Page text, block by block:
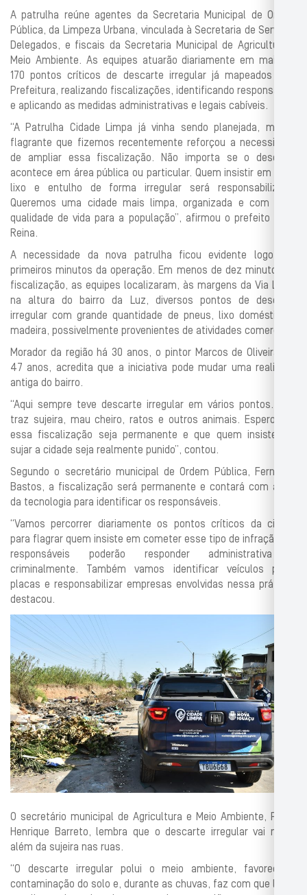
A patrulha reúne agentes da Secretaria Municipal de Ordem
Pública, da Limpeza Urbana, vinculada à Secretaria de Serviços
Delegados, e fiscais da Secretaria Municipal de Agricultura e
Meio Ambiente. As equipes atuarão diariamente em mais de
170 pontos críticos de descarte irregular já mapeados pela
Prefeitura, realizando fiscalizações, identificando responsáveis
e aplicando as medidas administrativas e legais cabíveis.
“A Patrulha Cidade Limpa já vinha sendo planejada, mas o
flagrante que fizemos recentemente reforçou a necessidade
de ampliar essa fiscalização. Não importa se o descarte
acontece em área pública ou particular. Quem insistir em jogar
lixo e entulho de forma irregular será responsabilizado.
Queremos uma cidade mais limpa, organizada e com mais
qualidade de vida para a população”, afirmou o prefeito Dudu
Reina.
A necessidade da nova patrulha ficou evidente logo nos
primeiros minutos da operação. Em menos de dez minutos de
fiscalização, as equipes localizaram, às margens da Via Light,
na altura do bairro da Luz, diversos pontos de descarte
irregular com grande quantidade de pneus, lixo doméstico e
madeira, possivelmente provenientes de atividades comerciais.
Morador da região há 30 anos, o pintor Marcos de Oliveira, de
47 anos, acredita que a iniciativa pode mudar uma realidade
antiga do bairro.
“Aqui sempre teve descarte irregular em vários pontos. Isso
traz sujeira, mau cheiro, ratos e outros animais. Espero que
essa fiscalização seja permanente e que quem insiste em
sujar a cidade seja realmente punido”, contou.
Segundo o secretário municipal de Ordem Pública, Fernando
Bastos, a fiscalização será permanente e contará com apoio
da tecnologia para identificar os responsáveis.
“Vamos percorrer diariamente os pontos críticos da cidade
para flagrar quem insiste em cometer esse tipo de infração. Os
responsáveis poderão responder administrativa e
criminalmente. Também vamos identificar veículos pelas
placas e responsabilizar empresas envolvidas nessa prática”,
destacou.
O secretário municipal de Agricultura e Meio Ambiente, Pedro
Henrique Barreto, lembra que o descarte irregular vai muito
além da sujeira nas ruas.
“O descarte irregular polui o meio ambiente, favorece a
contaminação do solo e, durante as chuvas, faz com que lixo e